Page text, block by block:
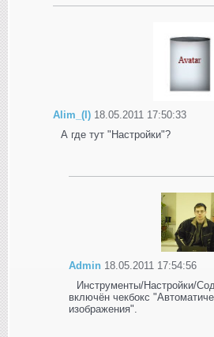
Alim_(I) 18.05.2011 17:50:33
А где тут "Настройки"?
Admin 18.05.2011 17:54:56
Инструменты/Настройки/
включён чекбокс
изображения".